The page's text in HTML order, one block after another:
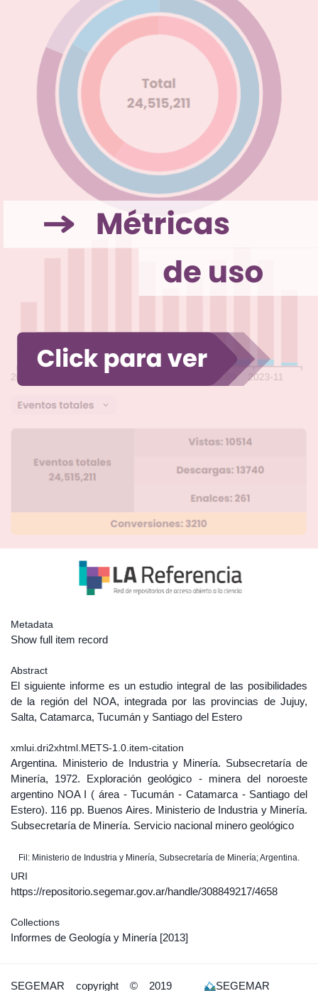
Metadata
Show full item record
Abstract
El siguiente informe es un estudio integral de las posibilidades
de la región del NOA, integrada por las provincias de Jujuy,
Salta, Catamarca, Tucumán y Santiago del Estero
xmlui.dri2xhtml.METS-1.0.item-citation
Argentina. Ministerio de Industria y Minería. Subsecretaría de
Minería, 1972. Exploración geológico - minera del noroeste
argentino NOA I ( área - Tucumán - Catamarca - Santiago del
Estero). 116 pp. Buenos Aires. Ministerio de Industria y Minería.
Subsecretaría de Minería. Servicio nacional minero geológico
Fil: Ministerio de Industria y Minería, Subsecretaría de Minería; Argentina.
URI
https://repositorio.segemar.gov.ar/handle/308849217/4658
Collections
Informes de Geología y Minería [2013]
SEGEMAR copyright © 2019 SEGEMAR